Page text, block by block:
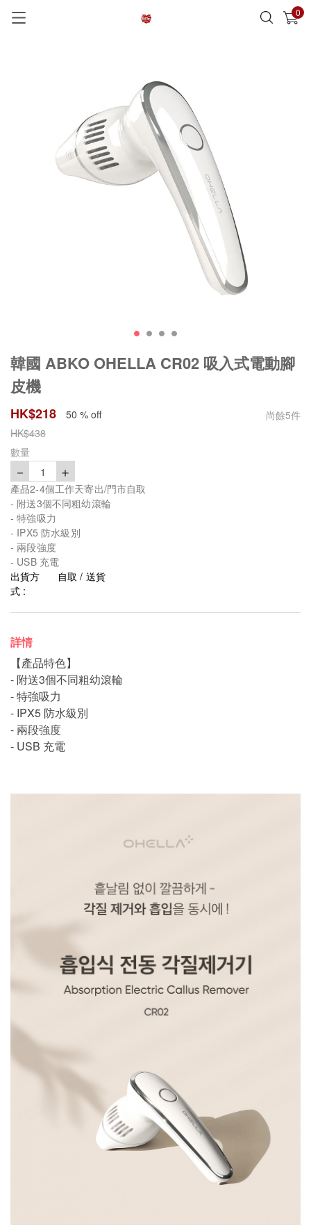
0
已加入購物車 查看
韓國 ABKO OHELLA CR02 吸入式電動腳
皮機
HK$218 50 % off 尚餘5件
HK$438
數量
－ 1 ＋
產品2-4個工作天寄出/門市自取
- 附送3個不同粗幼滾輪
- 特強吸力
- IPX5 防水級別
- 兩段強度
- USB 充電
出貨方
式 :
自取 / 送貨
詳情
【產品特色】
- 附送3個不同粗幼滾輪
- 特強吸力
- IPX5 防水級別
- 兩段強度
- USB 充電